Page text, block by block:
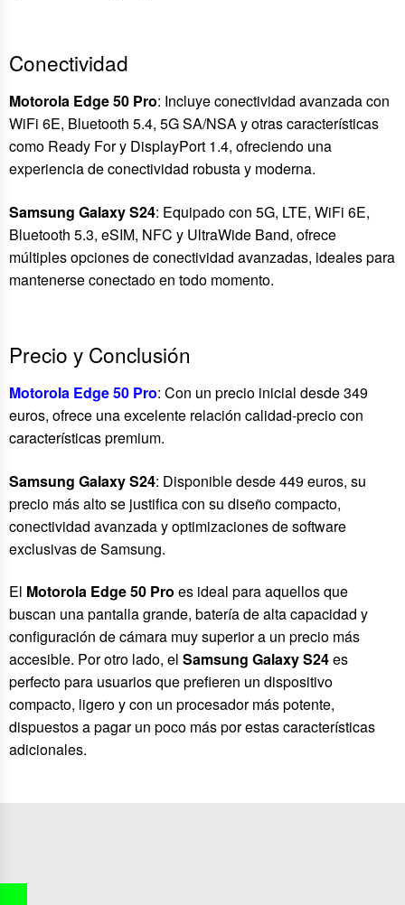
Conectividad
Motorola Edge 50 Pro: Incluye conectividad avanzada con
WiFi 6E, Bluetooth 5.4, 5G SA/NSA y otras características
como Ready For y DisplayPort 1.4, ofreciendo una
experiencia de conectividad robusta y moderna.
Samsung Galaxy S24: Equipado con 5G, LTE, WiFi 6E,
Bluetooth 5.3, eSIM, NFC y UltraWide Band, ofrece
múltiples opciones de conectividad avanzadas, ideales para
mantenerse conectado en todo momento.
Precio y Conclusión
Motorola Edge 50 Pro: Con un precio inicial desde 349
euros, ofrece una excelente relación calidad-precio con
características premium.
Samsung Galaxy S24: Disponible desde 449 euros, su
precio más alto se justifica con su diseño compacto,
conectividad avanzada y optimizaciones de software
exclusivas de Samsung.
El Motorola Edge 50 Pro es ideal para aquellos que
buscan una pantalla grande, batería de alta capacidad y
configuración de cámara muy superior a un precio más
accesible. Por otro lado, el Samsung Galaxy S24es
perfecto para usuarios que prefieren un dispositivo
compacto, ligero y con un procesador más potente,
dispuestos a pagar un poco más por estas características
adicionales.